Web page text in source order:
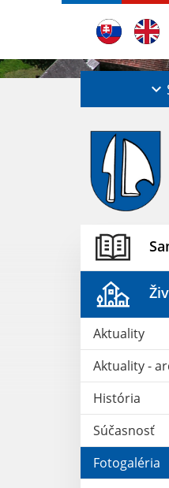
Aktuality
Aktuality -
História
Súčasnosť
Fotogaléria